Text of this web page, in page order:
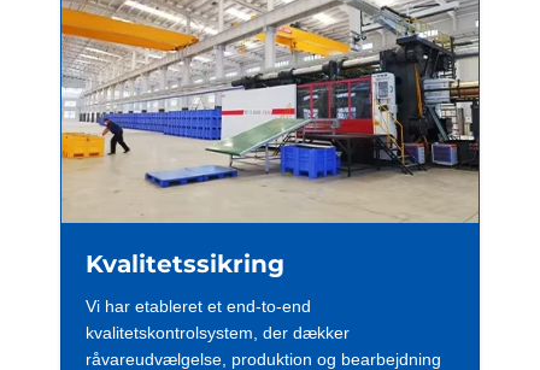
Kvalitetssikring
Vi har etableret et end-to-end
kvalitetskontrolsystem, der dækker
råvareudvælgelse, produktion og bearbejdning